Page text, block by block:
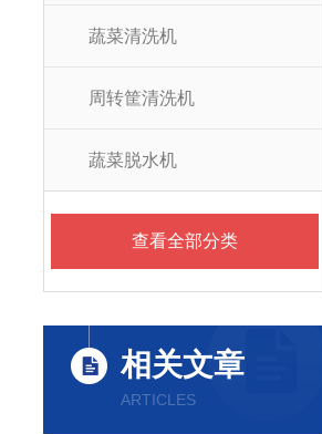
蔬菜清洗机
周转筐清洗机
蔬菜脱水机
查看全部分类
相关文章
ARTICLES